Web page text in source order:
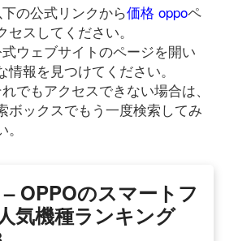
の公式リンクから価格 oppoペ
セスしてください。
ウェブサイトのページを開い
情報を見つけてください。
でもアクセスできない場合は、
ボックスでもう一度検索してみ
OPPOのスマートフ
気機種ランキング